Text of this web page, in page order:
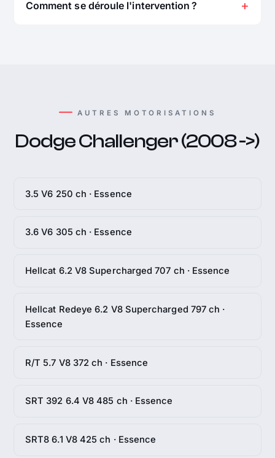
Comment se déroule l'intervention ?
AUTRES MOTORISATIONS
Dodge Challenger (2008 ->)
3.5 V6 250 ch · Essence
3.6 V6 305 ch · Essence
Hellcat 6.2 V8 Supercharged 707 ch · Essence
Hellcat Redeye 6.2 V8 Supercharged 797 ch ·
Essence
R/T 5.7 V8 372 ch · Essence
SRT 392 6.4 V8 485 ch · Essence
SRT8 6.1 V8 425 ch · Essence